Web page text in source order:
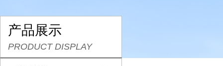
产品展示
PRODUCT DISPLAY